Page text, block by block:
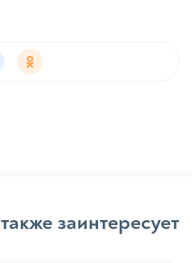
заинтересует